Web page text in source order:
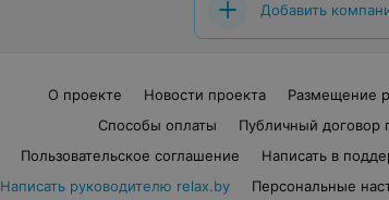
Добавить
О проекте Новости проекта Размещение
Способы оплаты
Публичный договор
Пользовательское соглашение
Написать в
Написать руководителю relax.by
Персональные